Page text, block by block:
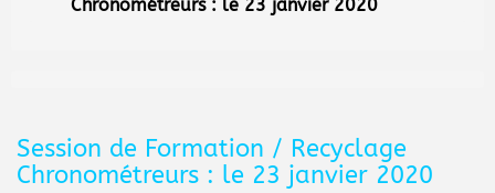
Chronométreurs : le 23 janvier 2020
Session de Formation / Recyclage
Chronométreurs : le 23 janvier 2020